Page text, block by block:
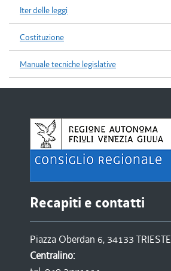
Iter delle leggi
Costituzione
Manuale tecniche legislative
Recapiti e contatti
Piazza Oberdan 6, 34133 TRIESTE
Centralino: